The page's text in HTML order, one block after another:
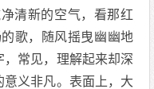
清新的空气，看那红
歌，随风摇曳幽幽地
，常见，理解起来却深
意义非凡。表面上，大